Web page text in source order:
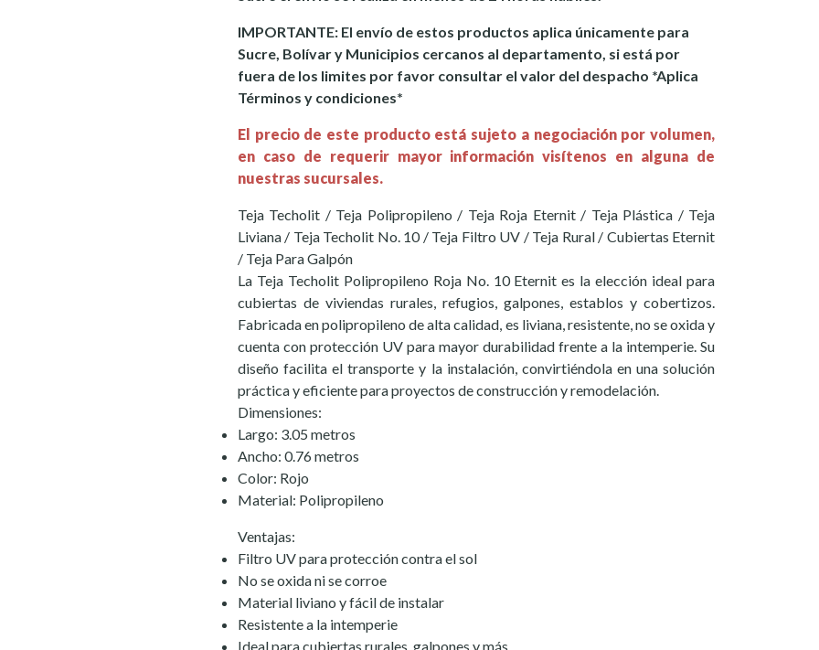
IMPORTANTE: El envío de estos productos aplica únicamente para
Sucre, Bolívar y Municipios cercanos al departamento, si está por
fuera de los limites por favor consultar el valor del despacho *Aplica
Términos y condiciones*
El precio de este producto está sujeto a negociación por volumen,
en caso de requerir mayor información visítenos en alguna de
nuestras sucursales.
Teja Techolit / Teja Polipropileno / Teja Roja Eternit / Teja Plástica / Teja
Liviana / Teja Techolit No. 10 / Teja Filtro UV / Teja Rural / Cubiertas Eternit
/ Teja Para Galpón
La Teja Techolit Polipropileno Roja No. 10 Eternit es la elección ideal para
cubiertas de viviendas rurales, refugios, galpones, establos y cobertizos.
Fabricada en polipropileno de alta calidad, es liviana, resistente, no se oxida y
cuenta con protección UV para mayor durabilidad frente a la intemperie. Su
diseño facilita el transporte y la instalación, convirtiéndola en una solución
práctica y eficiente para proyectos de construcción y remodelación.
Dimensiones:
Largo: 3.05 metros
Ancho: 0.76 metros
Color: Rojo
Material: Polipropileno
Ventajas:
Filtro UV para protección contra el sol
No se oxida ni se corroe
Material liviano y fácil de instalar
Resistente a la intemperie
Ideal para cubiertas rurales, galpones y más